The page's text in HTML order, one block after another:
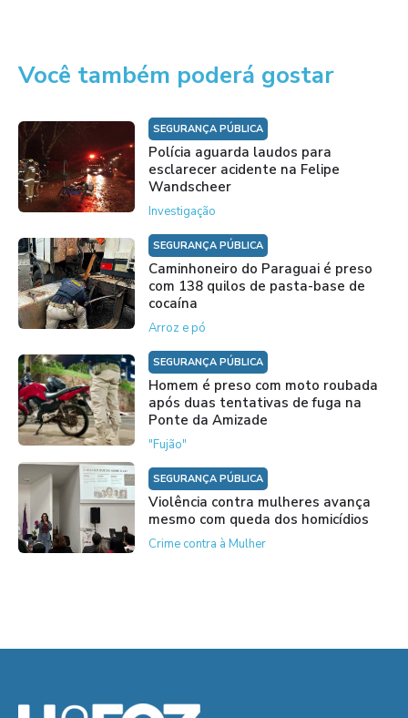
Você também poderá gostar
SEGURANÇA PÚBLICA
Polícia aguarda laudos para
esclarecer acidente na Felipe
Wandscheer
Investigação
SEGURANÇA PÚBLICA
Caminhoneiro do Paraguai é preso
com 138 quilos de pasta-base de
cocaína
Arroz e pó
SEGURANÇA PÚBLICA
Homem é preso com moto roubada
após duas tentativas de fuga na
Ponte da Amizade
"Fujão"
SEGURANÇA PÚBLICA
Violência contra mulheres avança
mesmo com queda dos homicídios
Crime contra à Mulher